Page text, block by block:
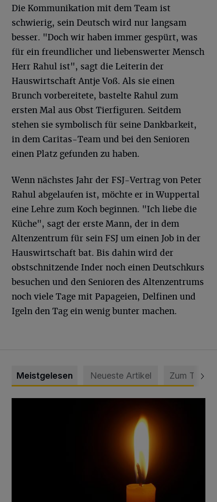
Die Kommunikation mit dem Team ist
schwierig, sein Deutsch wird nur langsam
besser. "Doch wir haben immer gespürt, was
für ein freundlicher und liebenswerter Mensch
Herr Rahul ist", sagt die Leiterin der
Hauswirtschaft Antje Voß. Als sie einen
Brunch vorbereitete, bastelte Rahul zum
ersten Mal aus Obst Tierfiguren. Seitdem
stehen sie symbolisch für seine Dankbarkeit,
in dem Caritas-Team und bei den Senioren
einen Platz gefunden zu haben.
Wenn nächstes Jahr der FSJ-Vertrag von Peter
Rahul abgelaufen ist, möchte er in Wuppertal
eine Lehre zum Koch beginnen. "Ich liebe die
Küche", sagt der erste Mann, der in dem
Altenzentrum für sein FSJ um einen Job in der
Hauswirtschaft bat. Bis dahin wird der
obstschnitzende Inder noch einen Deutschkurs
besuchen und den Senioren des Altenzentrums
noch viele Tage mit Papageien, Delfinen und
Igeln den Tag ein wenig bunter machen.
Meistgelesen Neueste Artikel Zum Thema